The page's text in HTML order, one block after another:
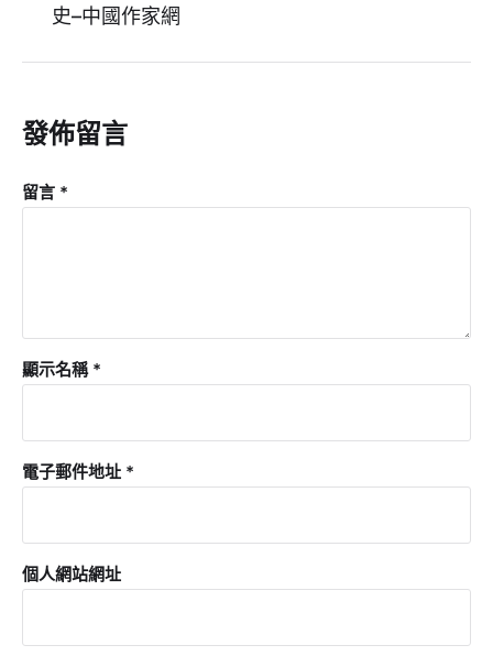
史–中國作家網
發佈留言
留言 *
顯示名稱 *
電子郵件地址 *
個人網站網址